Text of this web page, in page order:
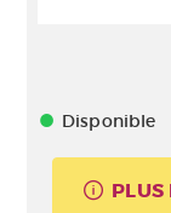
Disponible
PLUS